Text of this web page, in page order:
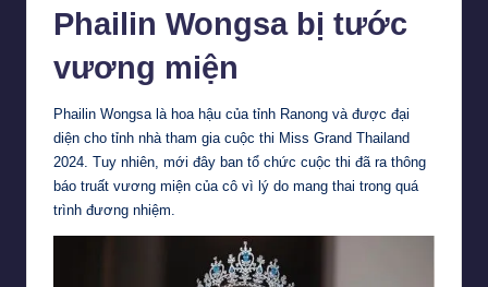
Phailin Wongsa bị tước
vương miện
Phailin Wongsa là hoa hậu của tỉnh Ranong và được đại
diện cho tỉnh nhà tham gia cuộc thi Miss Grand Thailand
2024. Tuy nhiên, mới đây ban tổ chức cuộc thi đã ra thông
báo truất vương miện của cô vì lý do mang thai trong quá
trình đương nhiệm.